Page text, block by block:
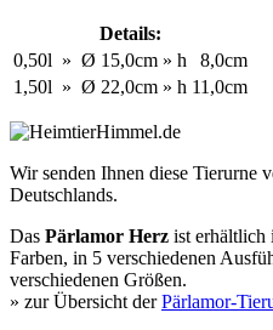
Details:
0,50l » Ø 15,0cm » h
8,0cm
1,50l » Ø 22,0cm » h 11,0cm
Wir senden Ihnen diese Tierurne
Deutschlands.
Das Pärlamor Herz ist erhältlich
Farben, in 5 verschiedenen
verschiedenen Größen.
» zur Übersicht derPärlamor-